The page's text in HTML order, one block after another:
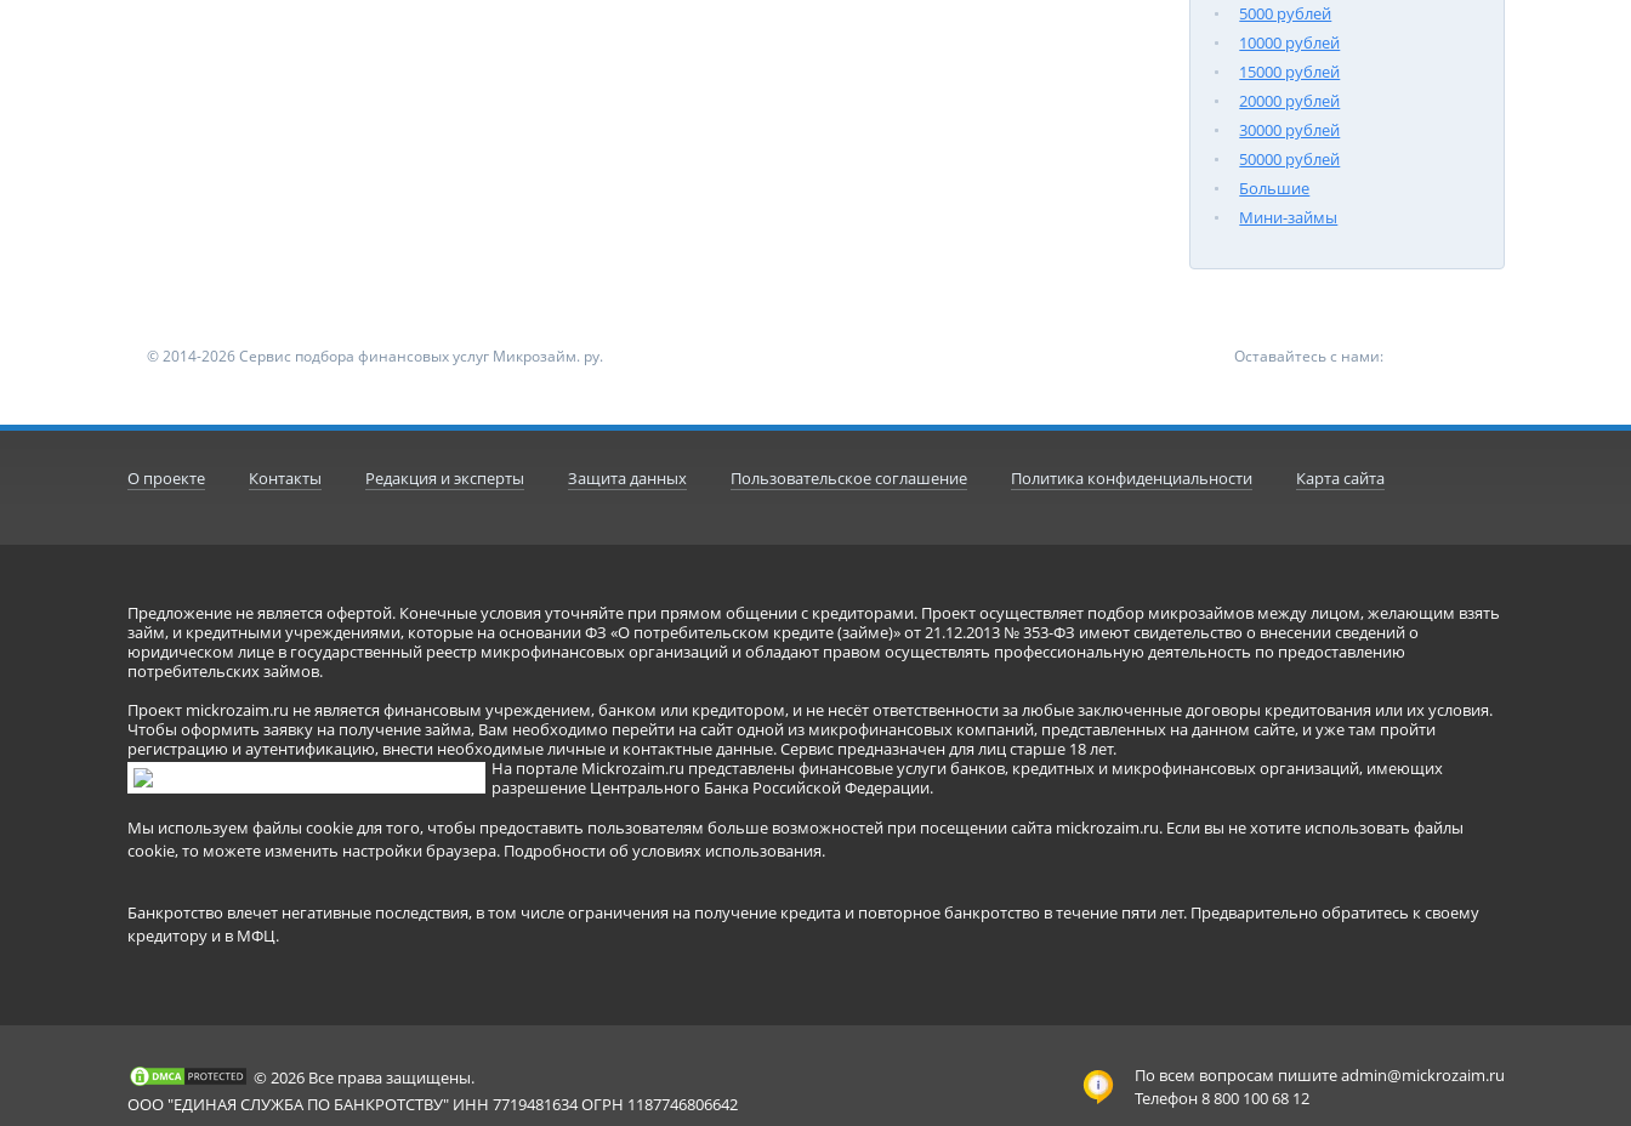
5000 рублей
10000 рублей
15000 рублей
20000 рублей
30000 рублей
50000 рублей
Большие
Мини-займы
© 2014-2026 Сервис подбора финансовых услуг Микрозайм. ру. Оставайтесь с нами:
О проекте Контакты Редакция и эксперты Защита данных Пользовательское соглашение Политика конфиденциальности Карта сайта
Предложение не является офертой. Конечные условия уточняйте при прямом общении с кредиторами. Проект осуществляет подбор микрозаймов между лицом, желающим взять
займ, и кредитными учреждениями, которые на основании ФЗ «О потребительском кредите (займе)» от 21.12.2013 № 353-ФЗ имеют свидетельство о внесении сведений о
юридическом лице в государственный реестр микрофинансовых организаций и обладают правом осуществлять профессиональную деятельность по предоставлению
потребительских займов.
Проект mickrozaim.ru не является финансовым учреждением, банком или кредитором, и не несёт ответственности за любые заключенные договоры кредитования или их условия.
Чтобы оформить заявку на получение займа, Вам необходимо перейти на сайт одной из микрофинансовых компаний, представленных на данном сайте, и уже там пройти
регистрацию и аутентификацию, внести необходимые личные и контактные данные. Сервис предназначен для лиц старше 18 лет.
На портале Mickrozaim.ru представлены финансовые услуги банков, кредитных и микрофинансовых организаций, имеющих
разрешение Центрального Банка Российской Федерации.
Мы используем файлы cookie для того, чтобы предоставить пользователям больше возможностей при посещении сайта mickrozaim.ru. Если вы не хотите использовать файлы
cookie, то можете изменить настройки браузера. Подробности об условиях использования.
Банкротство влечет негативные последствия, в том числе ограничения на получение кредита и повторное банкротство в течение пяти лет. Предварительно обратитесь к своему
кредитору и в МФЦ.
По всем вопросам пишитеadmin@mickrozaim.ru
Телефон 8 800 100 68 12
© 2026 Все права защищены.
ООО "ЕДИНАЯ СЛУЖБА ПО БАНКРОТСТВУ" ИНН 7719481634 ОГРН 1187746806642